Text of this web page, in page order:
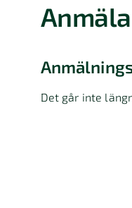
Det går inte